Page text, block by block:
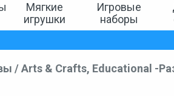
Мягкие
игрушки
Игровые
наборы
/Arts & Crafts, Educational -